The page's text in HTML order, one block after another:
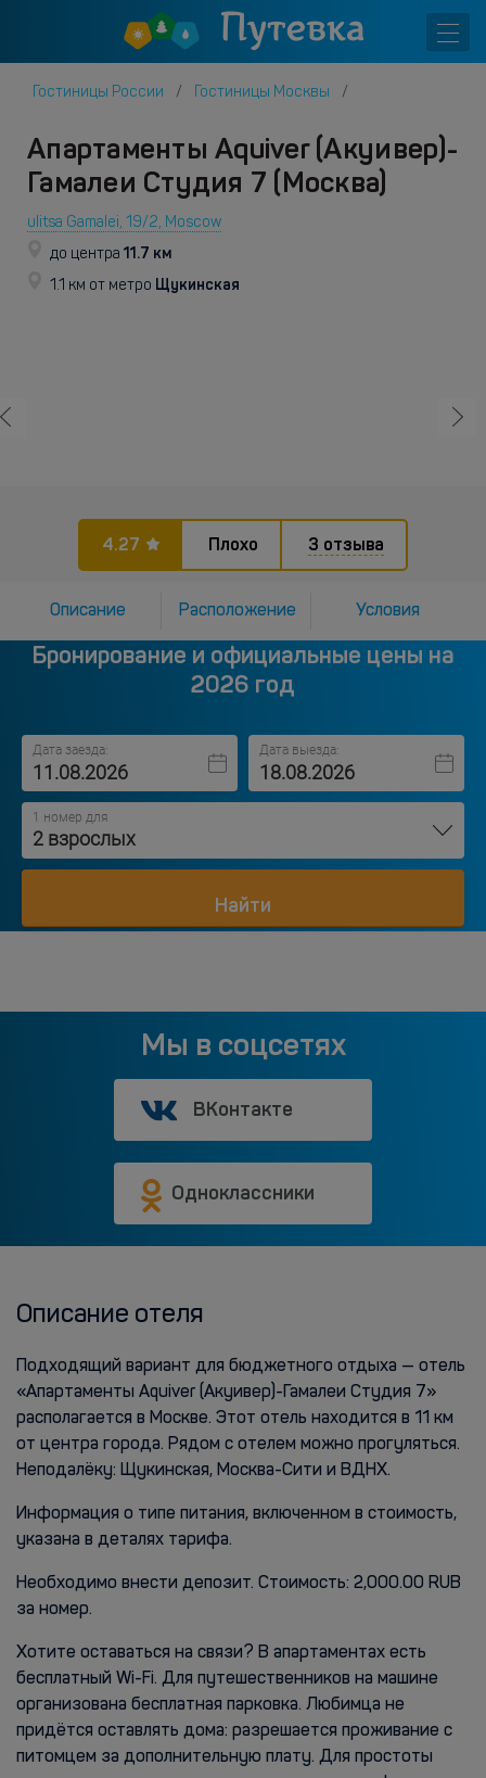
Гостиницы России Гостиницы Москвы
Апартаменты Aquiver (Акуивер)-
Гамалеи Студия 7 (Москва)
ulitsa Gamalei, 19/2, Moscow
до центра 11.7 км
1.1 км от метро Щукинская
4.27 Плохо 3 отзыва
Описание Расположение Условия
Бронирование и официальные цены на
2026 год
Дата заезда: Дата выезда:
1 номер для
2 взрослых
Найти
Мы в соцсетях
ВКонтакте
Одноклассники
Описание отеля
Подходящий вариант для бюджетного отдыха — отель
«Апартаменты Aquiver (Акуивер)-Гамалеи Студия 7»
располагается в Москве. Этот отель находится в 11 км
от центра города. Рядом с отелем можно прогуляться.
Неподалёку: Щукинская, Москва-Сити и ВДНХ.
Информация о типе питания, включенном в стоимость,
указана в деталях тарифа.
Необходимо внести депозит. Стоимость: 2,000.00 RUB
за номер.
Хотите оставаться на связи? В апартаментах есть
бесплатный Wi-Fi. Для путешественников на машине
организована бесплатная парковка. Любимца не
придётся оставлять дома: разрешается проживание с
питомцем за дополнительную плату. Для простоты